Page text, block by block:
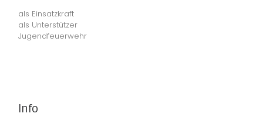
als Einsatzkraft
als Unterstützer
Jugendfeuerwehr
Info